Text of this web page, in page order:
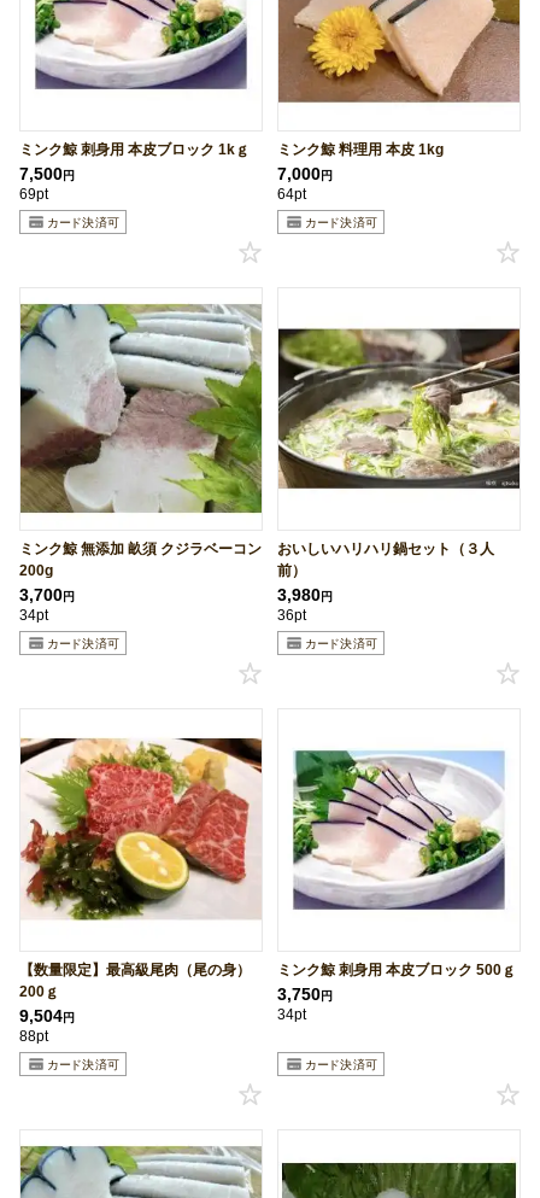
ミンク鯨 刺身用 本皮ブロック 1kｇ
7,500円
69pt
ミンク鯨 料理用 本皮 1kg
7,000円
64pt
ミンク鯨 無添加 畝須 クジラベーコン
200g
3,700円
34pt
おいしいハリハリ鍋セット（３人
前）
3,980円
36pt
【数量限定】最高級尾肉（尾の身）
200ｇ
9,504円
88pt
ミンク鯨 刺身用 本皮ブロック 500ｇ
3,750円
34pt